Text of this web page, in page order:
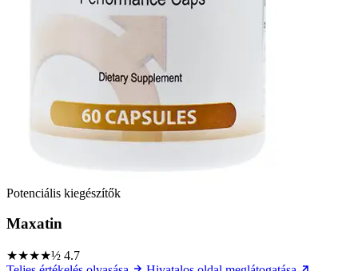
Potenciális kiegészítők
Maxatin
★★★★½ 4.7